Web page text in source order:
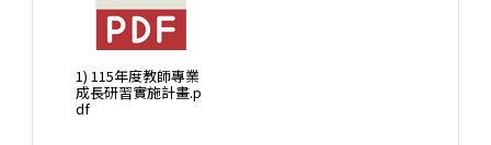
1) 115年度教師專業
成長研習實施計畫.p
df